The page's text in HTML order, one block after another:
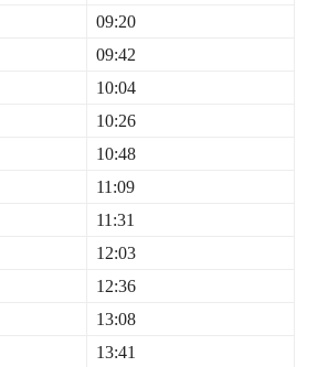
09:20
09:42
10:04
10:26
10:48
11:09
11:31
12:03
12:36
13:08
13:41